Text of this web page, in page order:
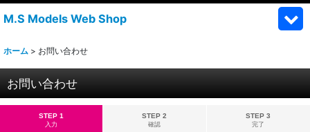
M.S Models Web Shop
ホーム > お問い合わせ
お問い合わせ
STEP 1
入力
STEP 2
確認
STEP 3
完了